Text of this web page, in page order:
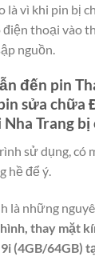
là vì khi pin bị
thoại vào
nguồn.
đến pin
sửa chữa
Trang bị
sử dụng, có
hề để ý.
là những
thay mặt
(4GB/64GB)